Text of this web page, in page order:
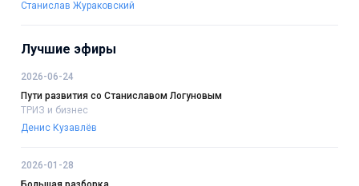
Станислав Жураковский
Лучшие эфиры
2026-06-24
Пути развития со Станиславом Логуновым
ТРИЗ и бизнес
Денис Кузавлёв
2026-01-28